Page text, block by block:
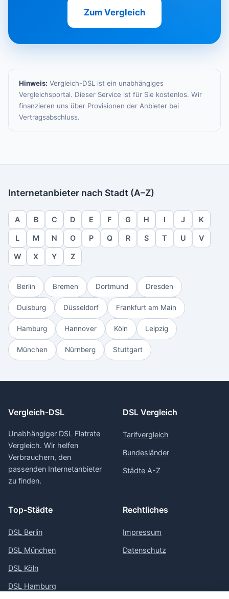
Zum Vergleich
Hinweis: Vergleich-DSL ist ein unabhängiges
Vergleichsportal. Dieser Service ist für Sie kostenlos. Wir
finanzieren uns über Provisionen der Anbieter bei
Vertragsabschluss.
Internetanbieter nach Stadt (A–Z)
A B C D E F G H I J K
L M N O P Q R S T U V
W X Y Z
Berlin Bremen Dortmund Dresden
Duisburg Düsseldorf Frankfurt am Main
Hamburg Hannover Köln Leipzig
München Nürnberg Stuttgart
Vergleich-DSL
Unabhängiger DSL Flatrate
Vergleich. Wir helfen
Verbrauchern, den
passenden Internetanbieter
zu finden.
DSL Vergleich
Tarifvergleich
Bundesländer
Städte A-Z
Top-Städte
DSL Berlin
DSL München
DSL Köln
DSL Hamburg
Rechtliches
Impressum
Datenschutz